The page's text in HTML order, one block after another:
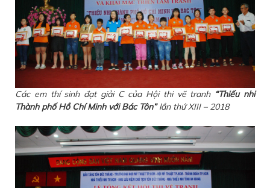
Các em thí sinh đạt giải C của Hội thi vẽ tranh “Thiếu nhi
Thành phố Hồ Chí Minh với Bác Tôn”lần thứ XIII – 2018